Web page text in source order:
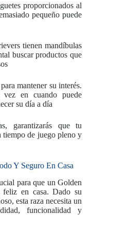
proporcionados al
pequeño puede
tienen mandíbulas
buscar productos que
mantener su interés.
en cuando puede
su día a día
garantizarás que tu
de juego pleno y
Y Seguro En Casa
para que un Golden
en casa. Dado su
esta raza necesita un
funcionalidad y